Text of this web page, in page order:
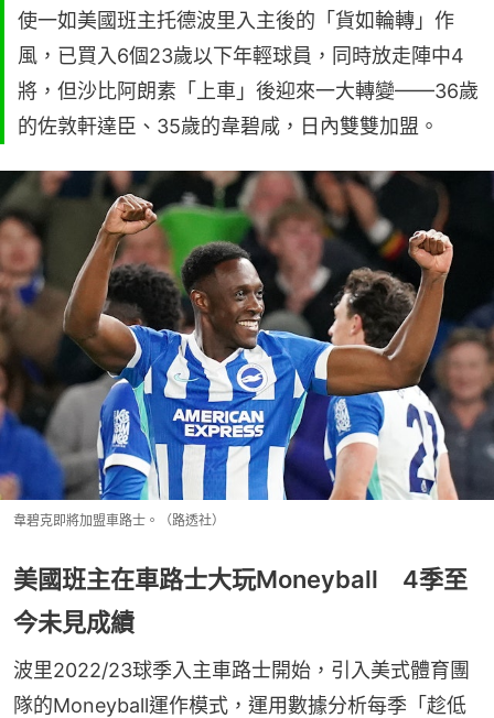
使一如美國班主托德波里入主後的「貨如輪轉」作
風，已買入6個23歲以下年輕球員，同時放走陣中4
將，但沙比阿朗素「上車」後迎來一大轉變——36歲
的佐敦軒達臣、35歲的韋碧咸，日內雙雙加盟。
韋碧克即將加盟車路士。（路透社）
美國班主在車路士大玩Moneyball 4季至
今未見成績
波里2022/23球季入主車路士開始，引入美式體育團
隊的Moneyball運作模式，運用數據分析每季「趁低